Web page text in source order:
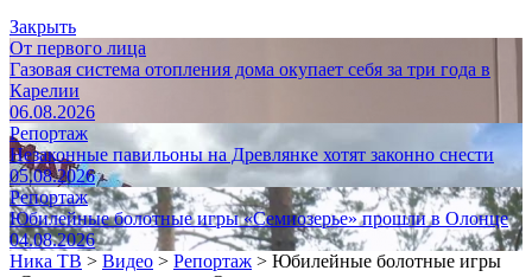
Закрыть
От первого лица
Газовая система отопления дома окупает себя за три года в
Карелии
06.08.2026
Репортаж
Незаконные павильоны на Древлянке хотят законно снести
05.08.2026
Репортаж
Юбилейные болотные игры «Семиозерье» прошли в Олонце
04.08.2026
Ника ТВ > Видео > Репортаж > Юбилейные болотные игры